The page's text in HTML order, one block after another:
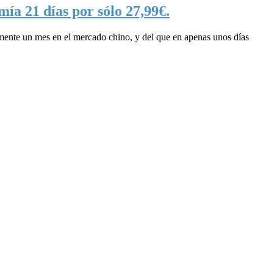
21 días por sólo 27,99€.
un mes en el mercado chino, y del que en apenas unos días